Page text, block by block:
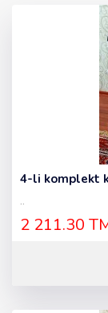
4-li komplekt
..
2 211.30